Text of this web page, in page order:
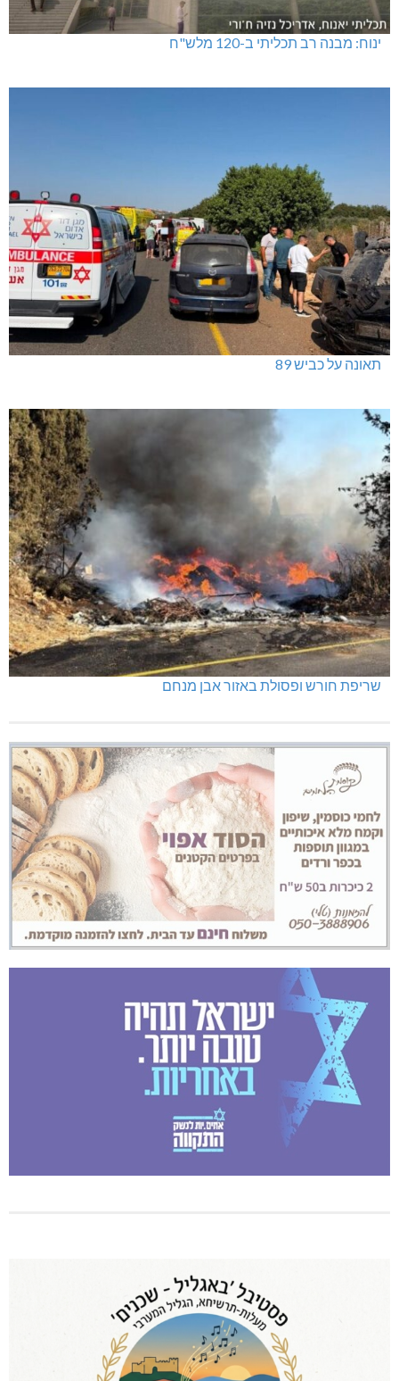
ינוח: מבנה רב תכליתי ב-120 מלש"ח
תאונה על כביש 89
שריפת חורש ופסולת באזור אבן מנחם